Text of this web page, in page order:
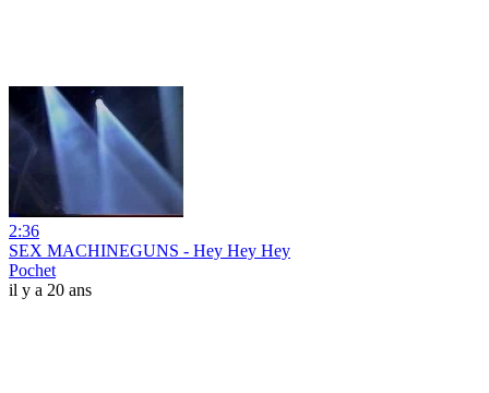
2:36
SEX MACHINEGUNS - Hey Hey Hey
Pochet
il y a 20 ans